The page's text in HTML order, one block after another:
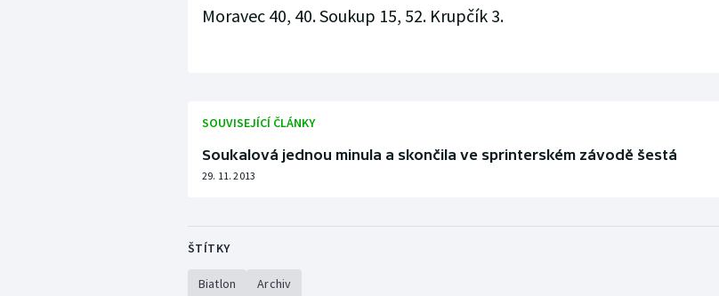
Moravec 40, 40. Soukup 15, 52. Krupčík 3.
SOUVISEJÍCÍ ČLÁNKY
Soukalová jednou minula a skončila ve sprinterském závodě šestá
29. 11. 2013
ŠTÍTKY
Biatlon Archiv